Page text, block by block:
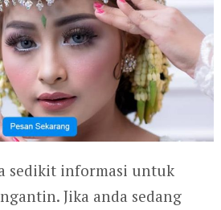
sedikit informasi untuk
Jika anda sedang